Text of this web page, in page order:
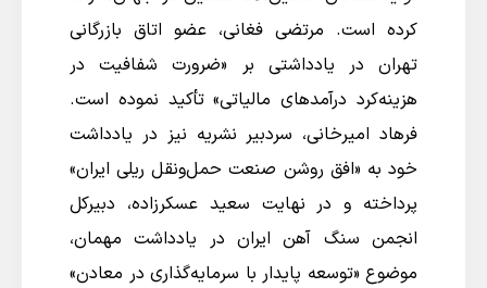
کرده است. مرتضی فغانی، عضو اتاق بازرگانی
تهران در یادداشتی بر «ضرورت شفافیت در
هزینه‌کرد درآمدهای مالیاتی» تأکید نموده است.
فرهاد امیرخانی، سردبیر نشریه نیز در یادداشت
خود به «افق روشن صنعت حمل‌ونقل ریلی ایران»
پرداخته و در نهایت سعید عسکرزاده، دبیرکل
انجمن سنگ آهن ایران در یادداشت مهمان،
موضوع «توسعه پایدار با سرمایه‌گذاری در معادن»